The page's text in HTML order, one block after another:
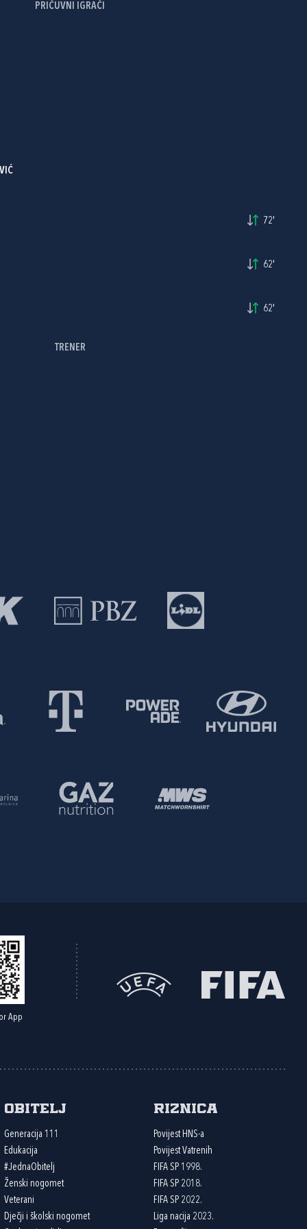
PRIČUVNI IGRAČI
72'
62'
62'
TRENER
App
Obitelj
Generacija 111
Edukacija
#JednaObitelj
Ženski nogomet
Veterani
Dječji i školski nogomet
Riznica
Povijest HNS-a
Povijest Vatrenih
FIFA SP 1998.
FIFA SP 2018.
FIFA SP 2022.
Liga nacija 2023.